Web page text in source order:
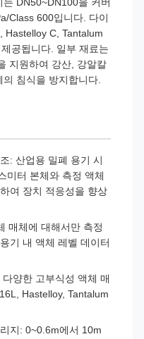
Class 600입니다. 다이
Hastelloy C, Tantalum
공됩니다. 일부 재료는
지원하여 강산, 강알칼
침식을 방지합니다.
: 산업용 밀폐 용기 시
미터 본체와 측정 액체
여 장치 적응성을 향상
매체에 대해서만 측정
기 내 액체 레벨 데이터
양한 고부식성 액체 매
Hastelloy, Tantalum
지: 0~0.6m에서 10m